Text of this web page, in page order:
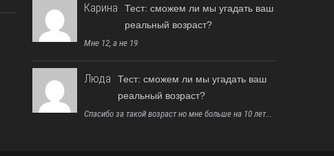
Карина
Тест: сможем ли мы угадать ваш
реальный возраст?
Мне 12, а не 19
Люда
Тест: сможем ли мы угадать ваш
реальный возраст?
Спасибо за такой возраст но мне больше на 10 лет...